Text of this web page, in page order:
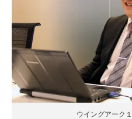
ウイングアーク